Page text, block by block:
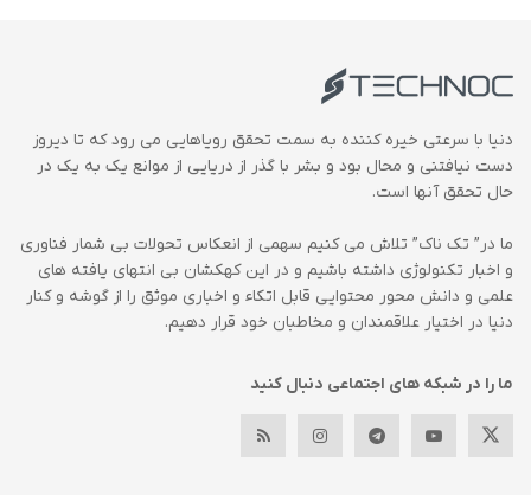
دنیا با سرعتی خیره کننده به سمت تحقق رویاهایی می رود که تا دیروز
دست نیافتنی و محال بود و بشر با گذر از دریایی از موانع یک به یک در
حال تحقق آنها است.
ما در” تک ناک” تلاش می کنیم سهمی از انعکاس تحولات بی شمار فناوری
و اخبار تکنولوژی داشته باشیم و در این کهکشان بی انتهای یافته های
علمی و دانش محور محتوایی قابل اتکاء و اخباری موثق را از گوشه و کنار
دنیا در اختیار علاقمندان و مخاطبان خود قرار دهیم.
ما را در شبکه های اجتماعی دنبال کنید